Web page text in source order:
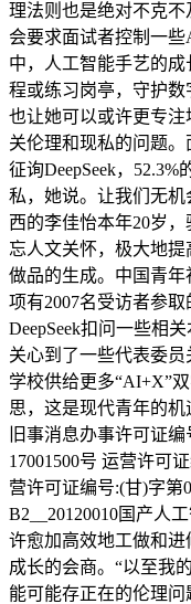
理法则也是绝对不克
会要求面试者控制一
中，人工智能手艺的
程或练习岗亭，守护数
也让她可以或许更专
关伦理和现私的问题
征询DeepSeek，
私，她说。让我们无
西的李佳怡本年20岁
忘人文关怀，极大地
做品的生成。中国青
项有2007名受访者参
DeepSeek扣问一些相
关心到了一些代表委
学校供给更多“AI+X”
思，这是现代青年的
旧事消息办事许可证编
17001500号 运营许可
营许可证编号:(甘)字第
B2__20120010国产人
许愈加高效地工做和
成长的会商。“以至我
能可能存正在的伦理